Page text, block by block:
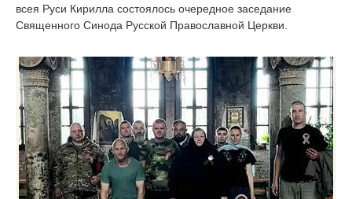
всея Руси Кирилла состоялось очередное заседание
Священного Синода Русской Православной Церкви.